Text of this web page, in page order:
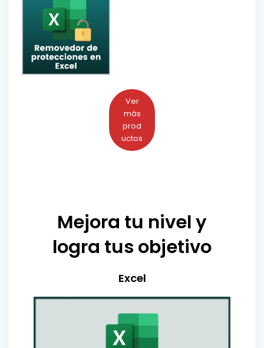
Ver
más
prod
uctos
Mejora tu nivel y
logra tus objetivo
Excel